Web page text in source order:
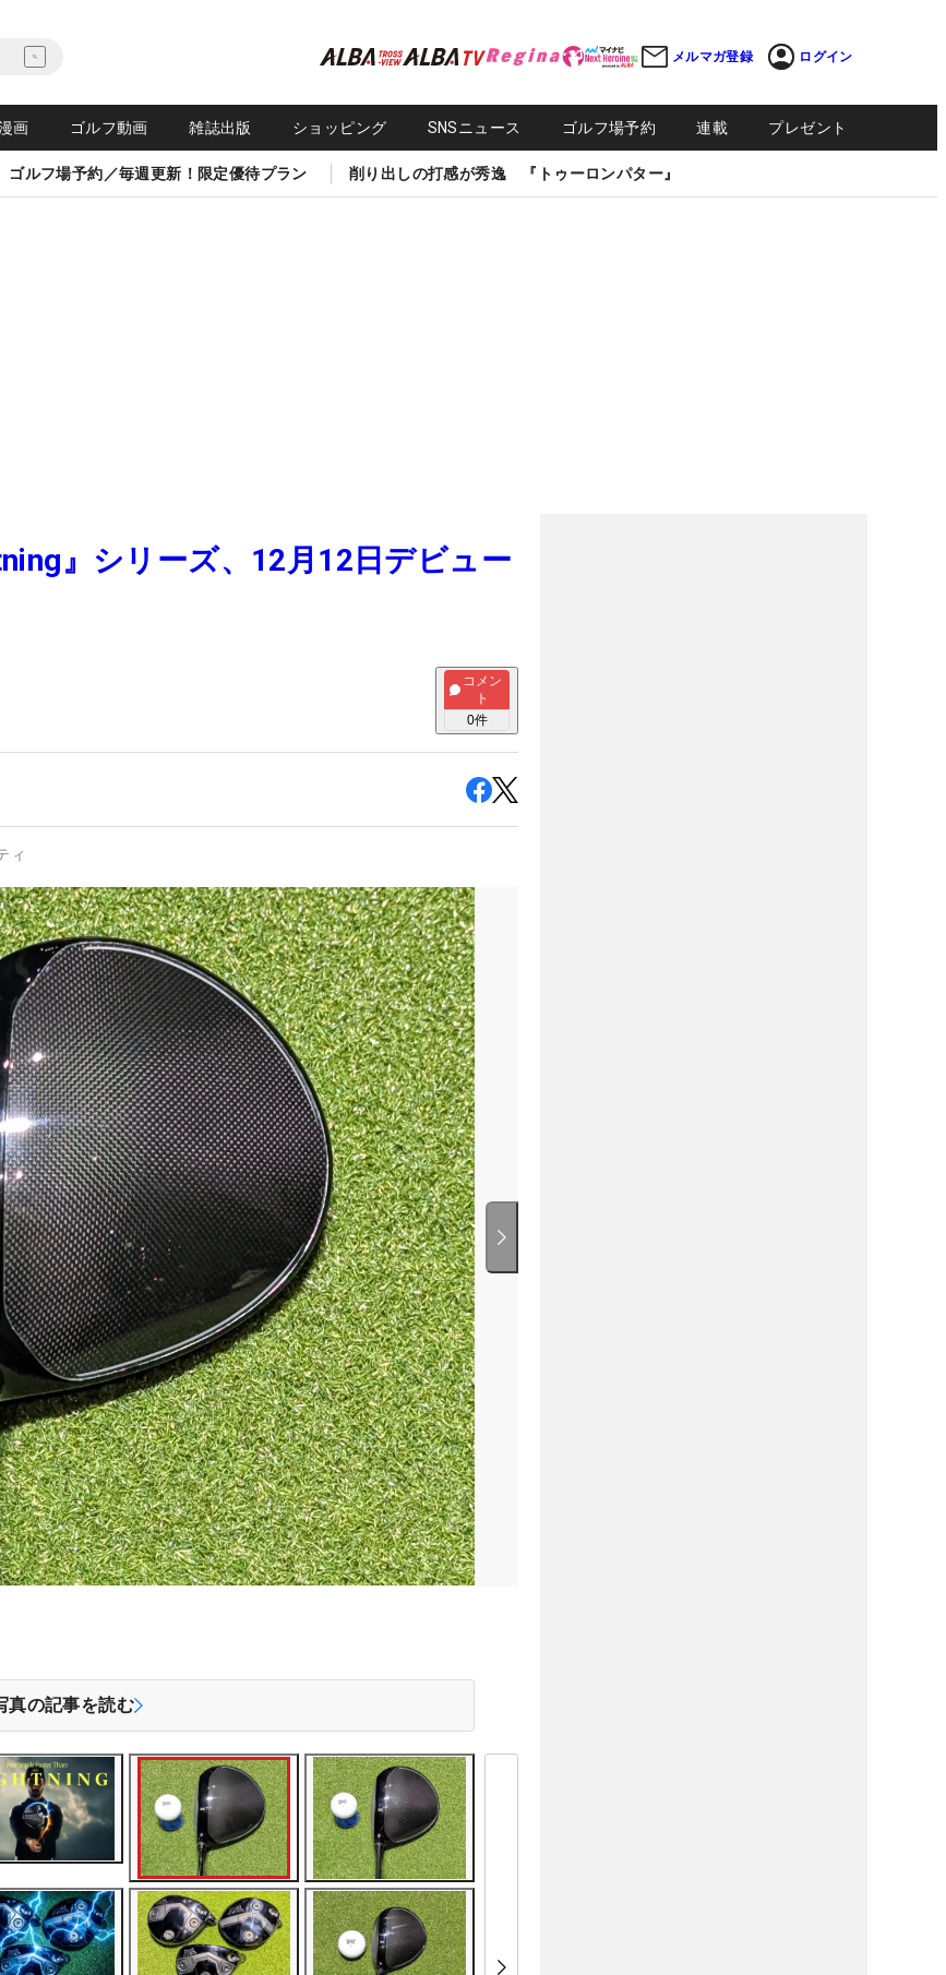
メルマガ登録 ログイン
画 ゴルフ動画 雑誌出版 ショッピング SNSニュース ゴルフ場予約 連載 プレゼント
ゴルフ場予約／毎週更新！限定優待プラン 削り出しの打感が秀逸 『トゥーロンパター』
』シリーズ、12月12日デビュー
コメン
ト
0件
ィ
真の記事を読む